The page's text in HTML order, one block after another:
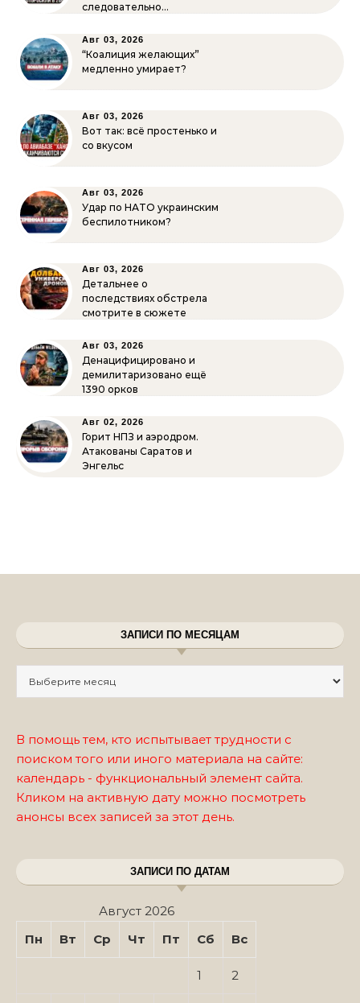
следовательно…
Авг 03, 2026
“Коалиция желающих”
медленно умирает?
Авг 03, 2026
Вот так: всё простенько и
со вкусом
Авг 03, 2026
Удар по НАТО украинским
беспилотником?
Авг 03, 2026
Детальнее о
последствиях обстрела
смотрите в сюжете
Авг 03, 2026
Денацифицировано и
демилитаризовано ещё
1390 орков
Авг 02, 2026
Горит НПЗ и аэродром.
Атакованы Саратов и
Энгельс
ЗАПИСИ ПО МЕСЯЦАМ
В помощь тем, кто испытывает трудности с
поиском того или иного материала на сайте:
календарь - функциональный элемент сайта.
Кликом на активную дату можно посмотреть
анонсы всех записей за этот день.
ЗАПИСИ ПО ДАТАМ
Август 2026
Пн
Вт Ср Чт Пт Сб Вс
1 2